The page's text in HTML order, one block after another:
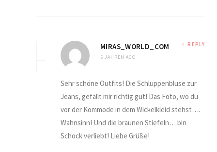
MIRAS_WORLD_COM
5 JAHREN AGO
REPLY
Sehr schöne Outfits! Die Schluppenbluse zur
Jeans, gefällt mir richtig gut! Das Foto, wo du
vor der Kommode in dem Wickelkleid stehst….
Wahnsinn! Und die braunen Stiefeln… bin
Schock verliebt! Liebe Grüße!